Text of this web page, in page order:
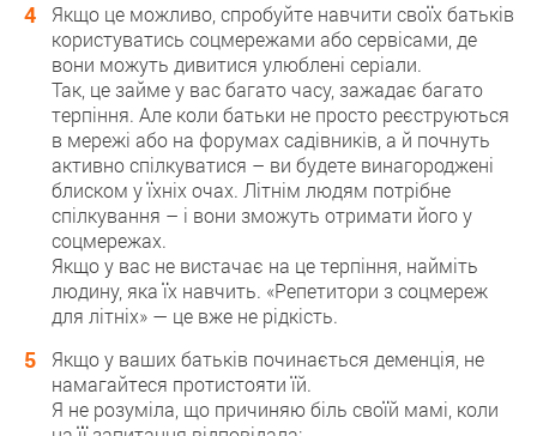
Якщо це можливо, спробуйте навчити своїх батьків
користуватись соцмережами або сервісами, де
вони можуть дивитися улюблені серіали.
Так, це займе у вас багато часу, зажадає багато
терпіння. Але коли батьки не просто реєструються
в мережі або на форумах садівників, а й почнуть
активно спілкуватися – ви будете винагороджені
блиском у їхніх очах. Літнім людям потрібне
спілкування – і вони зможуть отримати його у
соцмережах.
Якщо у вас не вистачає на це терпіння, найміть
людину, яка їх навчить. «Репетитори з соцмереж
для літніх» — це вже не рідкість.
Якщо у ваших батьків починається деменція, не
намагайтеся протистояти їй.
Я не розуміла, що причиняю біль своїй мамі, коли